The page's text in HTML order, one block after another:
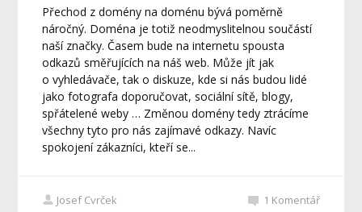
Přechod z domény na doménu bývá poměrně
náročný. Doména je totiž neodmyslitelnou součástí
naší značky. Časem bude na internetu spousta
odkazů směřujících na náš web. Může jít jak
o vyhledávače, tak o diskuze, kde si nás budou lidé
jako fotografa doporučovat, sociální sítě, blogy,
spřátelené weby … Změnou domény tedy ztrácíme
všechny tyto pro nás zajímavé odkazy. Navíc
spokojení zákazníci, kteří se...
Josef Cvrček 1 Komentář